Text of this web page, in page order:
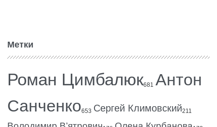
Метки
Роман Цимбалюк681 Антон
Санченко653 Сергей Климовский211